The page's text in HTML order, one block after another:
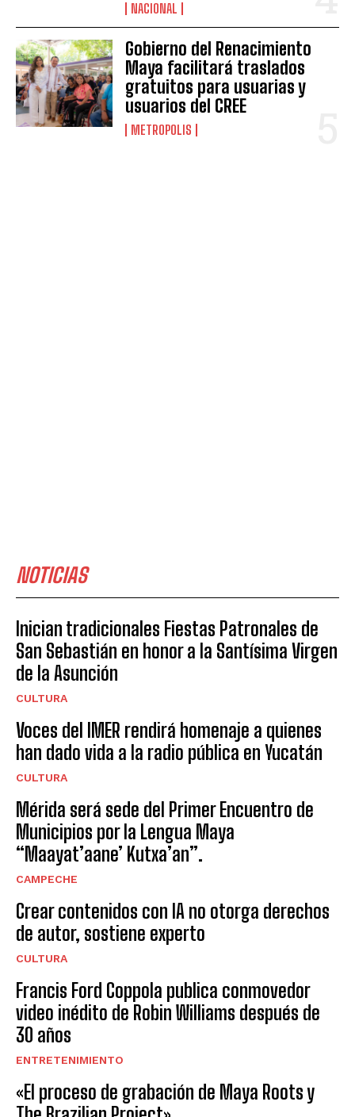
NACIONAL
Gobierno del Renacimiento
Maya facilitará traslados
gratuitos para usuarias y
usuarios del CREE
METROPOLIS
NOTICIAS
Inician tradicionales Fiestas Patronales de
San Sebastián en honor a la Santísima Virgen
de la Asunción
CULTURA
Voces del IMER rendirá homenaje a quienes
han dado vida a la radio pública en Yucatán
CULTURA
Mérida será sede del Primer Encuentro de
Municipios por la Lengua Maya
“Maayat’aane’ Kutxa’an”.
CAMPECHE
Crear contenidos con IA no otorga derechos
de autor, sostiene experto
CULTURA
Francis Ford Coppola publica conmovedor
video inédito de Robin Williams después de
30 años
ENTRETENIMIENTO
«El proceso de grabación de Maya Roots y